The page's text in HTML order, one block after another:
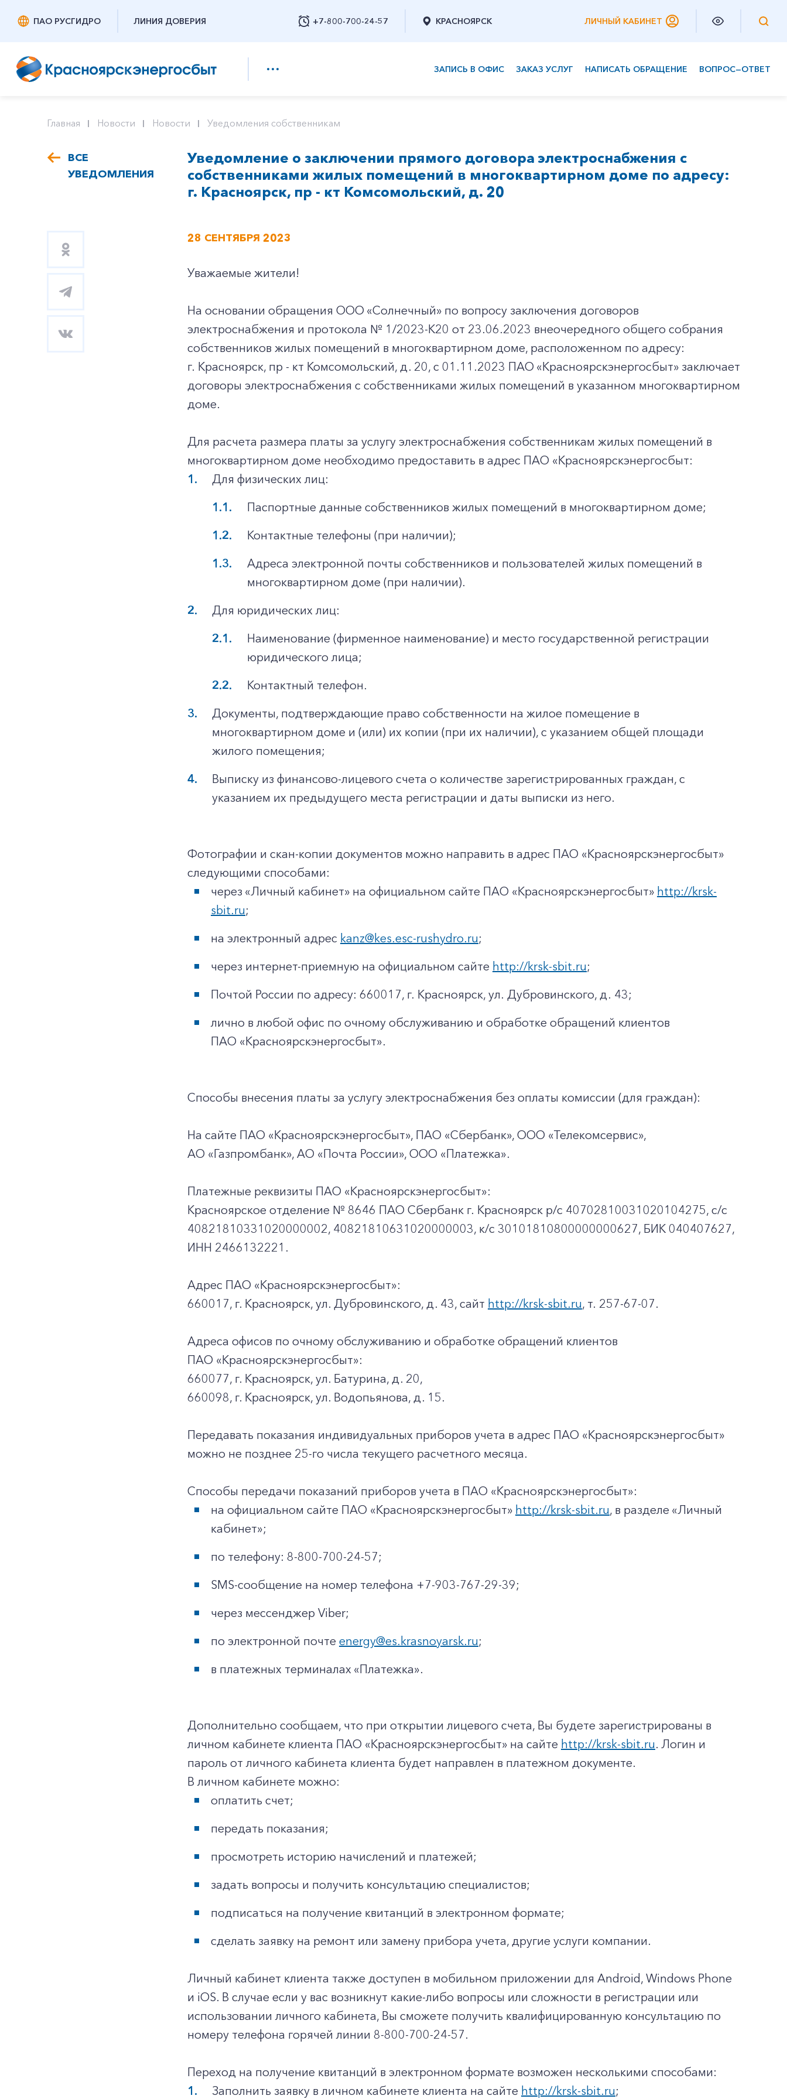
ПАО РУСГИДРО ЛИНИЯ ДОВЕРИЯ +7-800-700-24-57
Заказать обратный звонок
КРАСНОЯРСК ЛИЧНЫЙ КАБИНЕТ
ЗАПИСЬ В ОФИС ЗАКАЗ УСЛУГ НАПИСАТЬ ОБРАЩЕНИЕ ВОПРОС—ОТВЕТ
+7-800-700-24-57
Заказать обратный звонок
Корпоративным клиентам
Главная Новости Новости Уведомления собственникам
ВСЕ
УВЕДОМЛЕНИЯ
Уведомление о заключении прямого договора электроснабжения с
собственниками жилых помещений в многоквартирном доме по адресу:
г. Красноярск, пр - кт Комсомольский, д. 20
28 СЕНТЯБРЯ 2023
Уважаемые жители!
На основании обращения ООО «Солнечный» по вопросу заключения договоров
электроснабжения и протокола № 1/2023-К20 от 23.06.2023 внеочередного общего собрания
собственников жилых помещений в многоквартирном доме, расположенном по адресу:
г. Красноярск, пр - кт Комсомольский, д. 20, с 01.11.2023 ПАО «Красноярскэнергосбыт» заключает
договоры электроснабжения с собственниками жилых помещений в указанном многоквартирном
доме.
Для расчета размера платы за услугу электроснабжения собственникам жилых помещений в
многоквартирном доме необходимо предоставить в адрес ПАО «Красноярскэнергосбыт:
Для физических лиц:
Паспортные данные собственников жилых помещений в многоквартирном доме;
Контактные телефоны (при наличии);
Адреса электронной почты собственников и пользователей жилых помещений в
многоквартирном доме (при наличии).
Для юридических лиц:
Наименование (фирменное наименование) и место государственной регистрации
юридического лица;
Контактный телефон.
Документы, подтверждающие право собственности на жилое помещение в
многоквартирном доме и (или) их копии (при их наличии), с указанием общей площади
жилого помещения;
Выписку из финансово-лицевого счета о количестве зарегистрированных граждан, с
указанием их предыдущего места регистрации и даты выписки из него.
Фотографии и скан-копии документов можно направить в адрес ПАО «Красноярскэнергосбыт»
следующими способами:
через «Личный кабинет» на официальном сайте ПАО «Красноярскэнергосбыт» http://krsk-
sbit.ru;
на электронный адрес kanz@kes.esc-rushydro.ru;
через интернет-приемную на официальном сайте http://krsk-sbit.ru;
Почтой России по адресу: 660017, г. Красноярск, ул. Дубровинского, д. 43;
лично в любой офис по очному обслуживанию и обработке обращений клиентов
ПАО «Красноярскэнергосбыт».
Способы внесения платы за услугу электроснабжения без оплаты комиссии (для граждан):
На сайте ПАО «Красноярскэнергосбыт», ПАО «Сбербанк», ООО «Телекомсервис»,
АО «Газпромбанк», АО «Почта России», ООО «Платежка».
Платежные реквизиты ПАО «Красноярскэнергосбыт»:
Красноярское отделение № 8646 ПАО Сбербанк г. Красноярск p/c 40702810031020104275, с/с
40821810331020000002, 40821810631020000003, к/c 30101810800000000627, БИК 040407627,
ИНН 2466132221.
Адрес ПАО «Красноярскэнергосбыт»:
660017, г. Красноярск, ул. Дубровинского, д. 43, сайт http://krsk-sbit.ru, т. 257-67-07.
Адреса офисов по очному обслуживанию и обработке обращений клиентов
ПАО «Красноярскэнергосбыт»:
660077, г. Красноярск, ул. Батурина, д. 20,
660098, г. Красноярск, ул. Водопьянова, д. 15.
Передавать показания индивидуальных приборов учета в адрес ПАО «Красноярскэнергосбыт»
можно не позднее 25-го числа текущего расчетного месяца.
Способы передачи показаний приборов учета в ПАО «Красноярскэнергосбыт»:
на официальном сайте ПАО «Красноярскэнергосбыт» http://krsk-sbit.ru, в разделе «Личный
кабинет»;
по телефону: 8-800-700-24-57;
SMS-сообщение на номер телефона +7-903-767-29-39;
через мессенджер Viber;
по электронной почте energy@es.krasnoyarsk.ru;
в платежных терминалах «Платежка».
Дополнительно сообщаем, что при открытии лицевого счета, Вы будете зарегистрированы в
личном кабинете клиента ПАО «Красноярскэнергосбыт» на сайте http://krsk-sbit.ru. Логин и
пароль от личного кабинета клиента будет направлен в платежном документе.
В личном кабинете можно:
оплатить счет;
передать показания;
просмотреть историю начислений и платежей;
задать вопросы и получить консультацию специалистов;
подписаться на получение квитанций в электронном формате;
сделать заявку на ремонт или замену прибора учета, другие услуги компании.
Личный кабинет клиента также доступен в мобильном приложении для Android, Windows Phone
и iOS. В случае если у вас возникнут какие-либо вопросы или сложности в регистрации или
использовании личного кабинета, Вы сможете получить квалифицированную консультацию по
номеру телефона горячей линии 8-800-700-24-57.
Переход на получение квитанций в электронном формате возможен несколькими способами:
Заполнить заявку в личном кабинете клиента на сайте http://krsk-sbit.ru;